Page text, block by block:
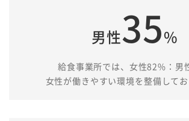
男性35%
給食事業所では、女性82%：男
女性が働きやすい環境を整備してお